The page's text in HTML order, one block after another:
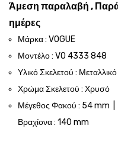
Άμεση παραλαβή ,
ημέρες
Μάρκα : VOGUE
Μοντέλο : VO 4333 848
Υλικό Σκελετού : Μεταλλικό
Χρώμα Σκελετού : Χρυσό
Μέγεθος Φακού : 54 mm
Βραχίονα : 140 mm